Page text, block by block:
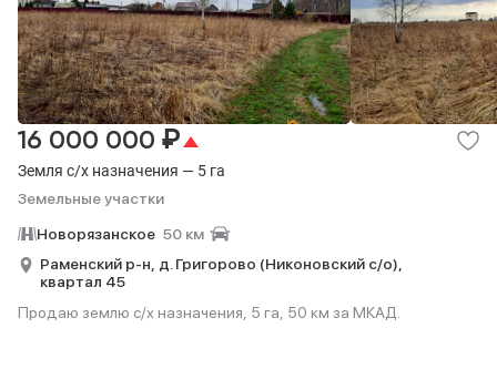
Земля с/х назначения — 5 га
Земельные участки
16 000 000 ₽
Новорязанское 50 км
Раменский р-н, д. Григорово (Никоновский с/о),
квартал 45
Продаю землю с/х назначения, 5 га, 50 км за МКАД.